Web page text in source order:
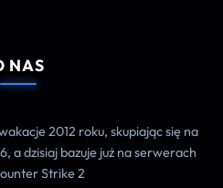
NAS
2012 roku, skupiając się na
a dzisiaj bazuje już na serwerach
Strike 2